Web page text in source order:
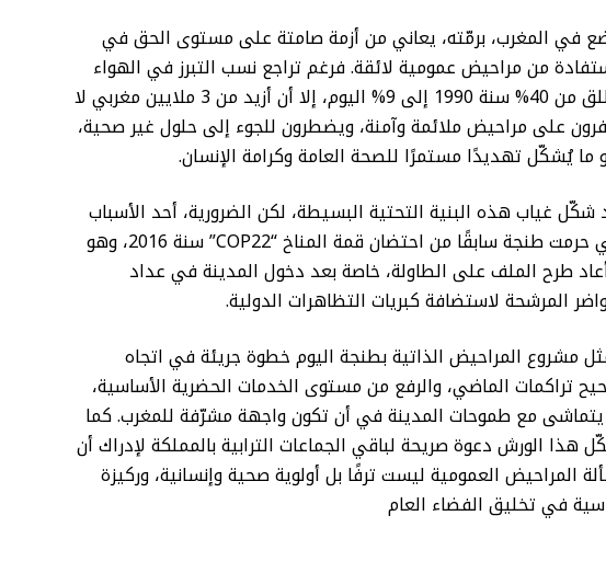
في المغرب، برمّته، يعاني من أزمة صامتة على مستوى الحق في
من مراحيض عمومية لائقة. فرغم تراجع نسب التبرز في الهواء
الطلق من 40% سنة 1990 إلى 9% اليوم، إلا أن أزيد من 3 ملايين مغربي لا
على مراحيض ملائمة وآمنة، ويضطرون للجوء إلى حلول غير صحية،
ما يُشكّل تهديدًا مستمرًا للصحة العامة وكرامة الإنسان.
شكّل غياب هذه البنية التحتية البسيطة، لكن الضرورية، أحد الأسباب
التي حرمت طنجة سابقًا من احتضان قمة المناخ “COP22” سنة 2016، وهو
طرح الملف على الطاولة، خاصة بعد دخول المدينة في عداد
المرشحة لاستضافة كبريات التظاهرات الدولية.
مشروع المراحيض الذاتية بطنجة اليوم خطوة جريئة في اتجاه
تراكمات الماضي، والرفع من مستوى الخدمات الحضرية الأساسية،
يتماشى مع طموحات المدينة في أن تكون واجهة مشرّفة للمغرب. كما
هذا الورش دعوة صريحة لباقي الجماعات الترابية بالمملكة لإدراك أن
المراحيض العمومية ليست ترفًا بل أولوية صحية وإنسانية، وركيزة
في تخليق الفضاء العام